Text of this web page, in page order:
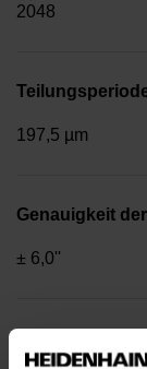
2048
197,5 µm
Genauigkeit
± 6,0''
Grundabstand der